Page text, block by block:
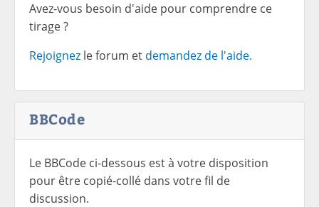
Avez-vous besoin d'aide pour comprendre ce
tirage ?
Rejoignez le forum et demandez de l'aide.
BBCode
Le BBCode ci-dessous est à votre disposition
pour être copié-collé dans votre fil de
discussion.